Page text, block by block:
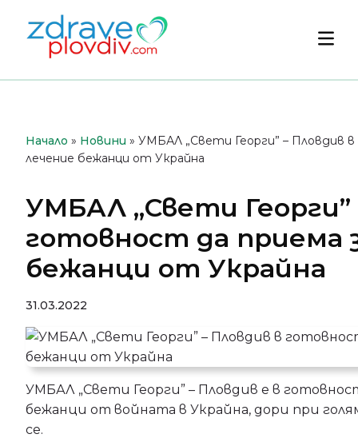
съдържанието
Начало » Новини » УМБАЛ „Свети Георги” – Пловдив
лечение бежанци от Украйна
УМБАЛ „Свети Георги”
готовност да приема
бежанци от Украйна
31.03.2022
УМБАЛ „Свети Георги” – Пловдив е в
бежанци от войната в Украйна, дори при
се.